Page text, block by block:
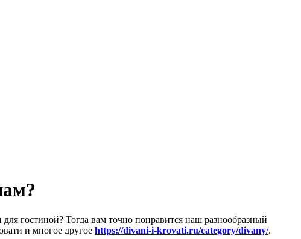
гостиной? Тогда вам точно понравится наш разнообразный
и многое другое https://divani-i-krovati.ru/category/divany/.